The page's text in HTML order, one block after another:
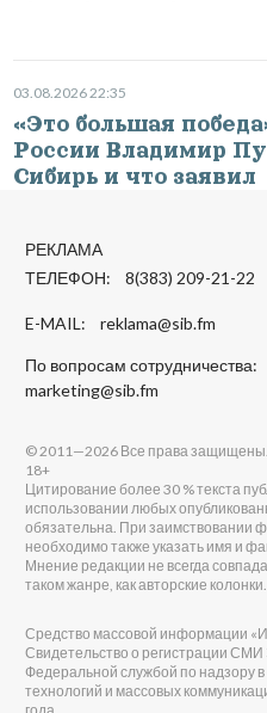
03.08.2026 22:35
«Это большая
России Владимир
Сибирь и что заявил
РЕКЛАМА
ТЕЛЕФОН: 8(383) 209-21-22
E-MAIL: reklama@sib.fm
По вопросам сотрудничества:
marketing@sib.fm
© 2011—2026 Все права защищены.
18+
Цитирование более 30 % текста
использовании любых
обязательна. При заимствовании
необходимо также указать имя и
Мнение редакции не всегда
таком жанре, как авторские колонки.
Средство массовой информации
Свидетельство о регистрации
Федеральной службой по надзору
технологий и массовых